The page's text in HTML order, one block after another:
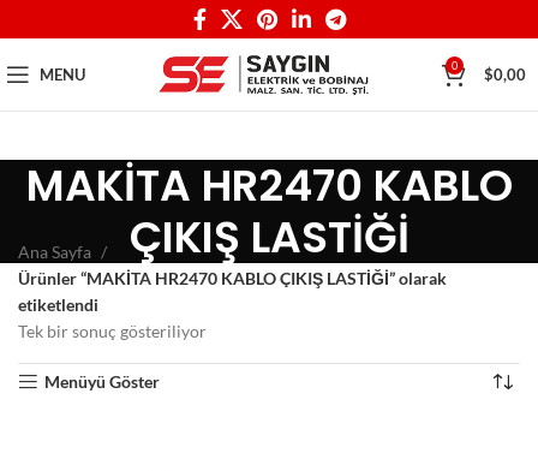
MENU 0 $0,00
MAKİTA HR2470 KABLO
ÇIKIŞ LASTİĞİ
Ana Sayfa
Ürünler “MAKİTA HR2470 KABLO ÇIKIŞ LASTİĞİ” olarak
etiketlendi
Tek bir sonuç gösteriliyor
Menüyü Göster